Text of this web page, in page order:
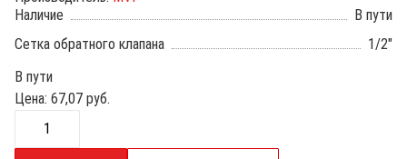
Наличие
В пути
Сетка обратного клапана
1/2"
В пути
Цена: 67,07 руб.